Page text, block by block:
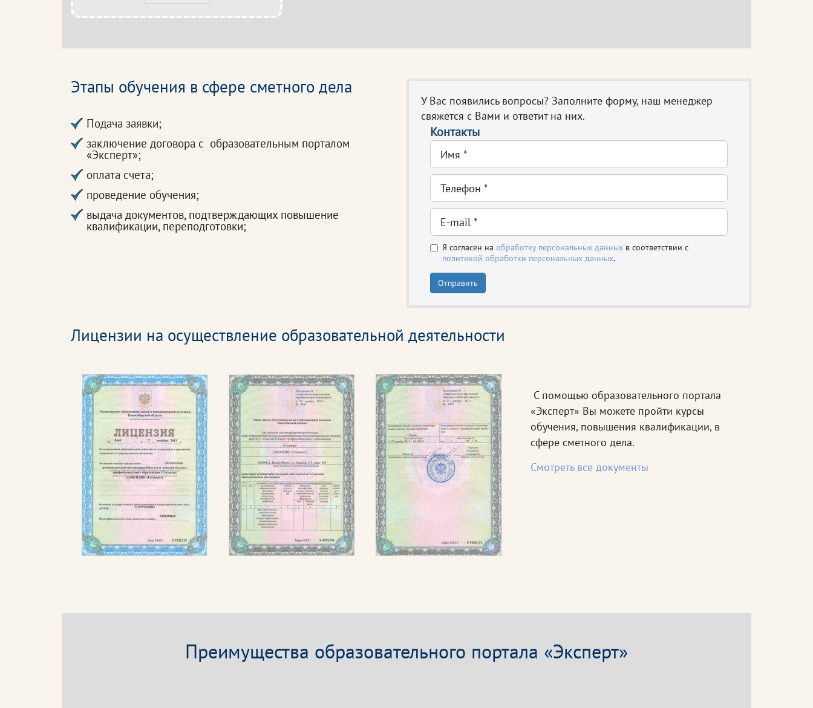
Этапы обучения в сфере сметного дела
Подача заявки;
заключение договора с образовательным порталом
«Эксперт»;
оплата счета;
проведение обучения;
выдача документов, подтверждающих повышение
квалификации, переподготовки;
У Вас появились вопросы? Заполните форму, наш менеджер
свяжется с Вами и ответит на них.
Контакты
Я согласен на обработку персональных данных в соответствии с
политикой обработки персональных данных.
Отправить
Лицензии на осуществление образовательной деятельности
С помощью образовательного портала
«Эксперт» Вы можете пройти курсы
обучения, повышения квалификации, в
сфере сметного дела.
Смотреть все документы
Преимущества образовательного портала «Эксперт»